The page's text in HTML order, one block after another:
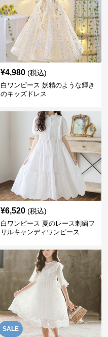
¥4,980 (税込)
白ワンピース 妖精のような輝き
のキッズドレス
¥6,520 (税込)
白ワンピース 夏のレース刺繍フ
リルキャンディワンピース
SALE